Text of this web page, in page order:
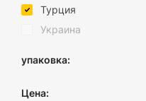
Антрацит
Мокко
С рисунком
Турция
Украина
упаковка:
Цена: